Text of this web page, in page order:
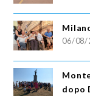
06/08/
dopo